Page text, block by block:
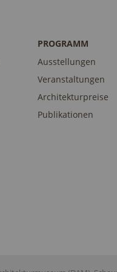
PROGRAMM
Ausstellungen
Veranstaltungen
Architekturpreise
Publikationen